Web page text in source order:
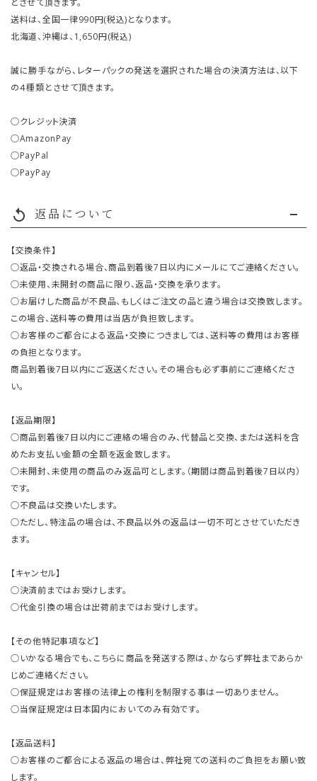
送料は、全国一律990円(税込)となります。
北海道、沖縄は、1,650円(税込)
誠に勝手ながら、レターパックの発送を選択された場合の決済方法は、以下
の４種類とさせて頂きます。
○クレジット決済
○AmazonPay
○PayPal
○PayPay
replay 返品について
【交換条件】
○返品・交換される場合、商品到着後7日以内にメールにてご連絡ください。
○未使用、未開封の商品に限り、返品・交換を承ります。
○お届けした商品が不良品、もしくはご注文の品と違う場合は交換致します。
この場合、送料等の費用は当店が負担致します。
○お客様のご都合による返品・交換につきましては、送料等の費用はお客様
の負担となります。
商品到着後7日以内にご返送ください。その場合も必ず事前にご連絡くださ
い。
【返品期限】
○商品到着後7日以内にご連絡の場合のみ、代替品と交換、または送料を含
めたお支払い金額の全額を返金致します。
○未開封、未使用の商品のみ返品可とします。（期間は商品到着後7日以内）
です。
○不良品は交換いたします。
○ただし、特注品の場合は、不良品以外の返品は一切不可とさせていただき
ます。
【キャンセル】
○決済前まではお受けします。
○代金引換の場合は出荷前まではお受けします。
【その他特記事項など】
○いかなる場合でも、こちらに商品を発送する際は、かならず弊社まであらか
じめご連絡ください。
○保証規定はお客様の法律上の権利を制限する事は一切ありません。
○当保証規定は日本国内においてのみ有効です。
【返品送料】
○お客様のご都合による返品の場合は、弊社宛ての送料のご負担をお願い致
します。